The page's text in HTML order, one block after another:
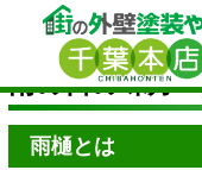
HOME ブログ 雨
雨の日の味方
雨樋とは